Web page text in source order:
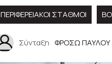
ΠΕΡΙΦΕΡΕΙΑΚΟΊ ΣΤΑΘΜΟΊ
Σύνταξη ΦΡΟΣΩ ΠΑΥΛΟΥ